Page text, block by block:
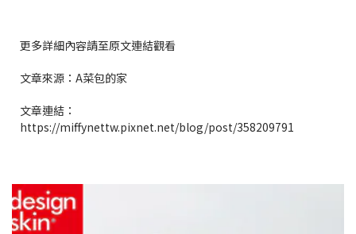
更多詳細內容請至原文連結觀看
文章來源：A菜包的家
文章連結：
https://miffynettw.pixnet.net/blog/post/358209791